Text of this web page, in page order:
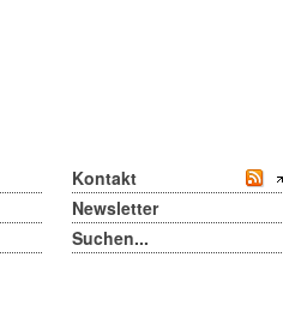
Kontakt
Newsletter